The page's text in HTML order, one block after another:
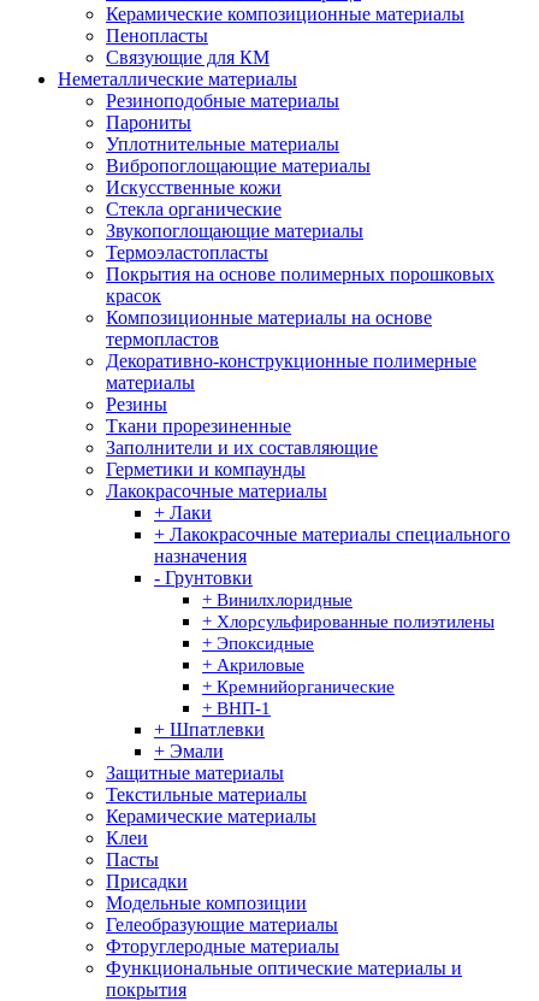
Керамические композиционные материалы
Пенопласты
Связующие для КМ
Неметаллические материалы
Резиноподобные материалы
Парониты
Уплотнительные материалы
Вибропоглощающие материалы
Искусственные кожи
Стекла органические
Звукопоглощающие материалы
Термоэластопласты
Покрытия на основе полимерных порошковых
красок
Композиционные материалы на основе
термопластов
Декоративно-конструкционные полимерные
материалы
Резины
Ткани прорезиненные
Заполнители и их составляющие
Герметики и компаунды
Лакокрасочные материалы
+ Лаки
+ Лакокрасочные материалы специального
назначения
- Грунтовки
+ Винилхлоридные
+ Хлорсульфированные полиэтилены
+ Эпоксидные
+ Акриловые
+ Кремнийорганические
+ ВНП-1
+ Шпатлевки
+ Эмали
Защитные материалы
Текстильные материалы
Керамические материалы
Клеи
Пасты
Присадки
Модельные композиции
Гелеобразующие материалы
Фторуглеродные материалы
Функциональные оптические материалы и
покрытия